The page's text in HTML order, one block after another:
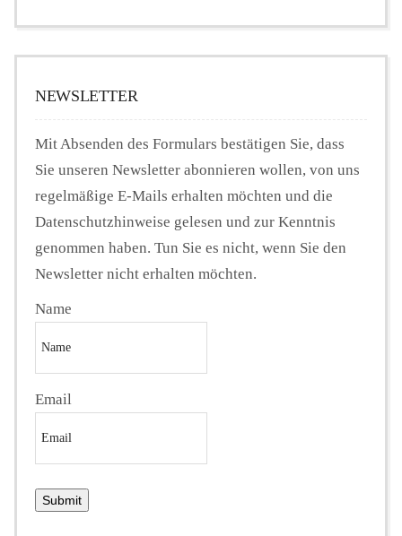
NEWSLETTER
Mit Absenden des Formulars bestätigen Sie, dass
Sie unseren Newsletter abonnieren wollen, von uns
regelmäßige E-Mails erhalten möchten und die
Datenschutzhinweise gelesen und zur Kenntnis
genommen haben. Tun Sie es nicht, wenn Sie den
Newsletter nicht erhalten möchten.
Name
Email